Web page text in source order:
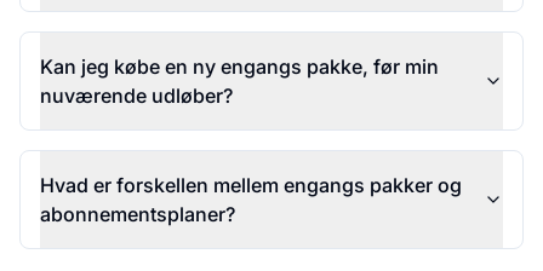
Kan jeg købe en ny engangs pakke, før min
nuværende udløber?
Hvad er forskellen mellem engangs pakker og
abonnementsplaner?